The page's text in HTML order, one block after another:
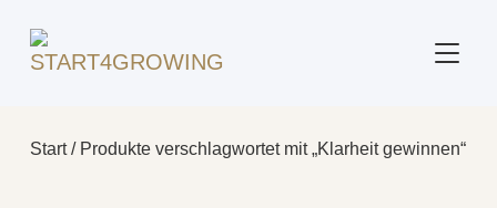
Start/ Produkte verschlagwortet mit „Klarheit gewinnen“